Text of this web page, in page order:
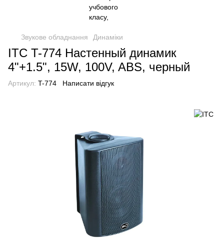
Звукове обладнання Динаміки
ITC T-774 Настенный динамик
4"+1.5", 15W, 100V, ABS, черный
Артикул: T-774 Написати відгук